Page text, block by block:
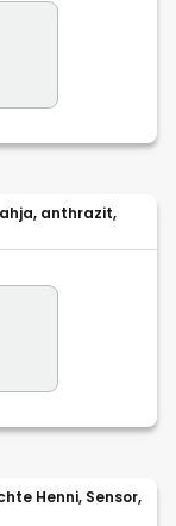
anthrazit,
Henni, Sensor,